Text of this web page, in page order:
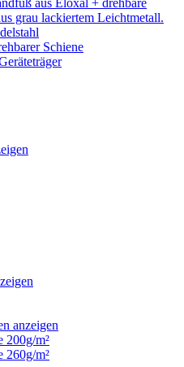
grau lackiertem Leichtmetall.
Schiene
anzeigen
200g/m²
260g/m²